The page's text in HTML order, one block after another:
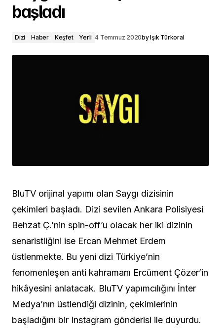
başladı
Dizi Haber Keşfet Yerli 4 Temmuz 2020byIşık Türkoral
BluTV orijinal yapımı olan Saygı dizisinin
çekimleri başladı. Dizi sevilen Ankara Polisiyesi
Behzat Ç.’nin spin-off’u olacak her iki dizinin
senaristliğini ise Ercan Mehmet Erdem
üstlenmekte. Bu yeni dizi Türkiye’nin
fenomenleşen anti kahramanı Ercüment Çözer’in
hikâyesini anlatacak. BluTV yapımcılığını İnter
Medya’nın üstlendiği dizinin, çekimlerinin
başladığını bir Instagram gönderisi ile duyurdu.